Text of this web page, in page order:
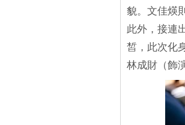
貌。文佳煐
此外，接連
皙，此次化
林成財（飾